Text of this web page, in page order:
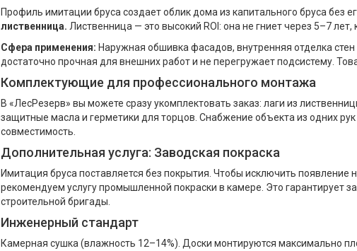
Профиль имитации бруса создает облик дома из капитального бруса без
лиственница. Лиственница — это высокий ROI: она не гниет через 5–7 лет,
Сфера применения: Наружная обшивка фасадов, внутренняя отделка
достаточно прочная для внешних работ и не перегружает подсистему.
Комплектующие для профессионального монтажа
В «ЛесРезерв» вы можете сразу укомплектовать заказ: лаги из
защитные масла и герметики для торцов. Снабжение объекта из одних
совместимость.
Дополнительная услуга: Заводская покраска
Имитация бруса поставляется без покрытия. Чтобы исключить
рекомендуем услугу промышленной покраски в камере. Это гарантирует
строительной бригады.
Инженерный стандарт
Камерная сушка (влажность 12–14%). Доски монтируются максимально